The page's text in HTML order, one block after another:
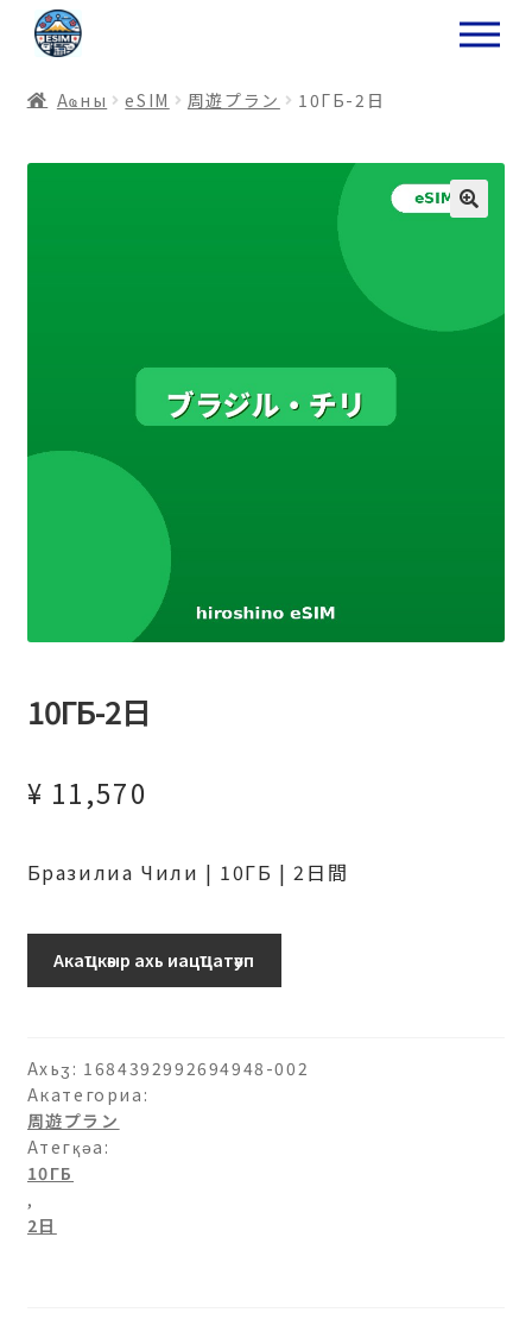
ナ
ビ
ー
ョ
コ
ン
ン
ス
Аҩны еSIM 周遊プラン 10ГБ-2日
10ГБ-2日
¥ 11,570
Бразилиа Чили | 10ГБ | 2日間
チ
リ-10ГБ-2
日
ахыԥхьаӡара
Акаҵкәыр ахь иацҵатәуп
Ахьӡ: 1684392992694948-002
Акатегориа:
周遊プラン
Атегқәа:
10ГБ
,
2日